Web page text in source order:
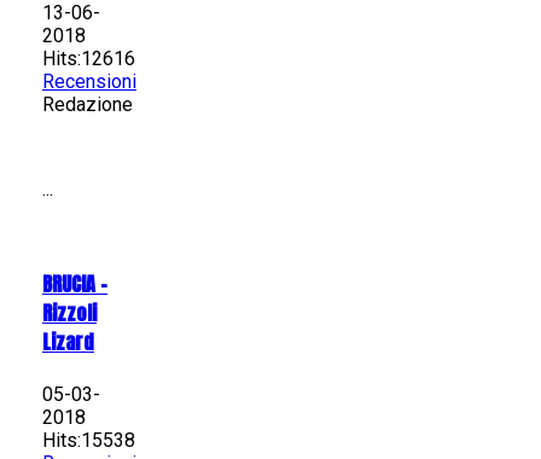
13-06-
2018
Hits:12616
Recensioni
Redazione
...
BRUCIA -
Rizzoli
Lizard
05-03-
2018
Hits:15538